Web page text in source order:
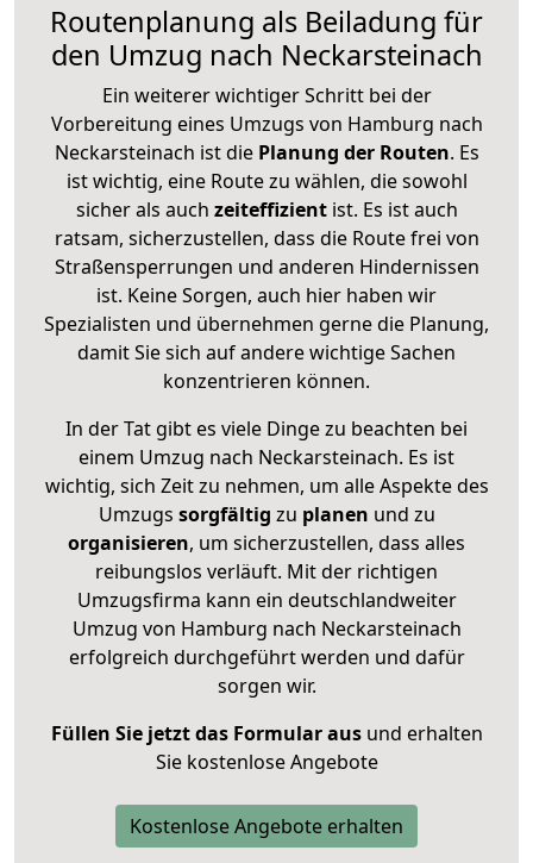
Routenplanung als Beiladung für
den Umzug nach Neckarsteinach
Ein weiterer wichtiger Schritt bei der
Vorbereitung eines Umzugs von Hamburg nach
Neckarsteinach ist diePlanung der Routen. Es
ist wichtig, eine Route zu wählen, die sowohl
sicher als auch zeiteffizientist. Es ist auch
ratsam, sicherzustellen, dass die Route frei von
Straßensperrungen und anderen Hindernissen
ist. Keine Sorgen, auch hier haben wir
Spezialisten und übernehmen gerne die Planung,
damit Sie sich auf andere wichtige Sachen
konzentrieren können.
In der Tat gibt es viele Dinge zu beachten bei
einem Umzug nach Neckarsteinach. Es ist
wichtig, sich Zeit zu nehmen, um alle Aspekte des
Umzugs sorgfältig zu planen und zu
organisieren, um sicherzustellen, dass alles
reibungslos verläuft. Mit der richtigen
Umzugsfirma kann ein deutschlandweiter
Umzug von Hamburg nach Neckarsteinach
erfolgreich durchgeführt werden und dafür
sorgen wir.
Füllen Sie jetzt das Formular ausund erhalten
Sie kostenlose Angebote
Kostenlose Angebote erhalten